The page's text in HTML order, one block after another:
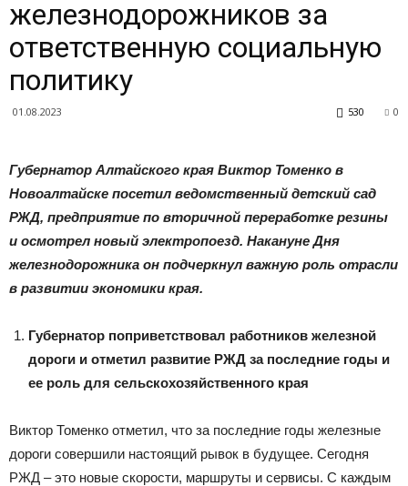
газеты
|
Тюменцевский
район
железнодорожников за
ответственную социальную
политику
01.08.2023 0
530
Губернатор Алтайского края Виктор Томенко в
Новоалтайске посетил ведомственный детский сад
РЖД, предприятие по вторичной переработке резины
и осмотрел новый электропоезд. Накануне Дня
железнодорожника он подчеркнул важную роль отрасли
в развитии экономики края.
Губернатор поприветствовал работников железной
дороги и отметил развитие РЖД за последние годы и
ее роль для сельскохозяйственного края
Виктор Томенко отметил, что за последние годы железные
дороги совершили настоящий рывок в будущее. Сегодня
РЖД – это новые скорости, маршруты и сервисы. С каждым